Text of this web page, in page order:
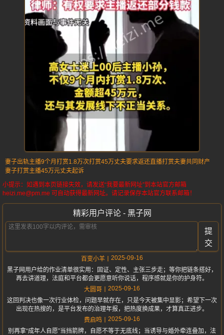
妻子出轨主播9个月打赏1.8万次打赏45万丈夫要求返还直播打赏夫妻共同财产
妻子打赏主播45万元丈夫起诉
小提示：如遇到本页链接失效，请发送“我要最新网址”到本站官方邮箱
heizi.me@pm.me 可自动获得最新网址。请记录保存本站官方联系邮箱！
精彩用户评论 - 黑子网
提
交
百变小羊
2025-09-16
黑子网用户给的作业清单很实用：固证、定性、主张三步走；等你把链条搭好，
再去讲道理，法庭和平台都会更愿意听你说话，程序感就是你的护身符。
大圆哥
2025-09-16
这回判决也像一次行业体检，问题早就存在，只是今天被集中显影；希望下一次
出现在热搜的，是平台发布的治理年报，把热度换成果，才算真正进步。
费启鸣
2025-09-16
别再拿“成年人自愿”当挡箭牌，自愿不等于无底线；当诱导与婚外牵连叠加，法